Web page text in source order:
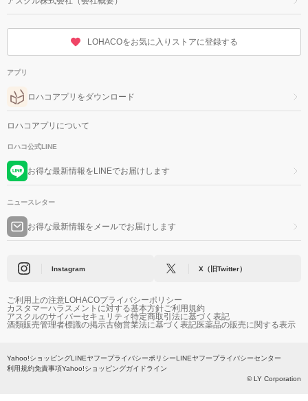
LOHACOをお気に入りストアに登録する
アプリ
ロハコアプリをダウンロード
ロハコアプリについて
ロハコ公式LINE
お得な最新情報をLINEでお届けします
ニュースレター
お得な最新情報をメールでお届けします
Instagram X（旧Twitter）
ご利用上の注意LOHACOプライバシーポリシー
カスタマーハラスメントに対する基本方針ご利用規約
アスクルのサイバーセキュリティ特定商取引法に基づく表記
酒類販売管理者標識の掲示古物営業法に基づく表記医薬品の販売に関する表示
Yahoo!ショッピングLINEヤフープライバシーポリシーLINEヤフープライバシーセンター
利用規約免責事項Yahoo!ショッピングガイドライン
© LY Corporation